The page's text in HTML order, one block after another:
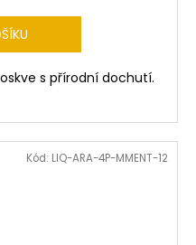
s přírodní dochutí.
Kód: LIQ-ARA-4P-MMENT-12